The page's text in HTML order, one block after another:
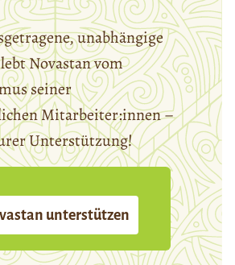
unabhängige
Novastan vom
seiner
Mitarbeiter:innen –
Unterstützung!
unterstützen